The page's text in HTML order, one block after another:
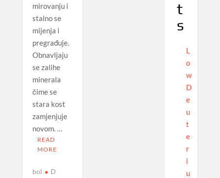
mirovanju i
stalno se
mijenja i
pregrađuje.
Obnavljaju
se zalihe
minerala
čime se
stara kost
zamjenjuje
novom. …
READ
MORE
bol
D
t
s
L
o
w
D
e
u
t
e
r
i
u